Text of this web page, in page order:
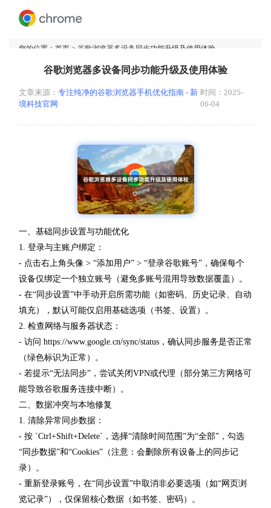
您的位置： 首页 > 谷歌浏览器多设备同步功能升级及使用体验
谷歌浏览器多设备同步功能升级及使用体验
文章来源： 专注纯净的谷歌浏览器手机优化指南 - 新
境科技官网
时间：2025-
06-04
一、基础同步设置与功能优化
1. 登录与主账户绑定：
- 点击右上角头像 > “添加用户” > “登录谷歌账号”，确保每个
设备仅绑定一个独立账号（避免多账号混用导致数据覆盖）。
- 在“同步设置”中手动开启所需功能（如密码、历史记录、自动
填充），默认可能仅启用基础选项（书签、设置）。
2. 检查网络与服务器状态：
- 访问 https://www.google.cn/sync/status，确认同步服务是否正常
（绿色标识为正常）。
- 若提示“无法同步”，尝试关闭VPN或代理（部分第三方网络可
能导致谷歌服务连接中断）。
二、数据冲突与本地修复
1. 清除异常同步数据：
- 按 `Ctrl+Shift+Delete`，选择“清除时间范围”为“全部”，勾选
“同步数据”和“Cookies”（注意：会删除所有设备上的同步记
录）。
- 重新登录账号，在“同步设置”中取消非必要选项（如“网页浏
览记录”），仅保留核心数据（如书签、密码）。